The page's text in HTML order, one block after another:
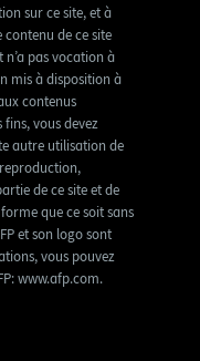
sur ce site, et à
de ce site
n’a pas vocation à
mis à disposition à
contenus
vous devez
autre utilisation de
de ce site et de
que ce soit sans
et son logo sont
vous pouvez
www.afp.com.